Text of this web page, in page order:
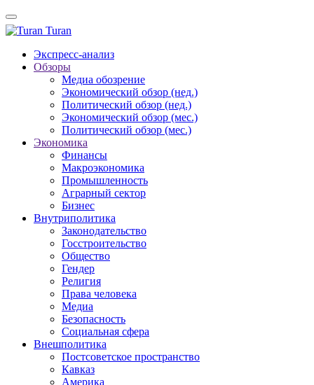
Turan
Экспресс-анализ
Обзоры
Медиа обозрение
Экономический обзор (нед.)
Политический обзор (нед.)
Экономический обзор (мес.)
Политический обзор (мес.)
Экономика
Финансы
Макроэкономика
Промышленность
Аграрный сектор
Бизнес
Внутриполитика
Законодательство
Госстроительство
Общество
Гендер
Религия
Права человека
Медиа
Безопасность
Социальная сфера
Внешполитика
Постсоветское пространство
Кавказ
Америка